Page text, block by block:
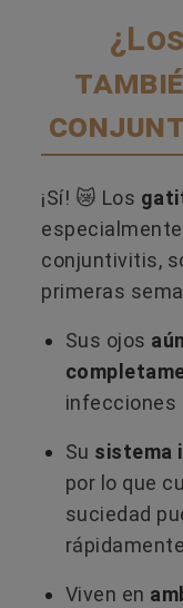
¡Sí! 😿 Los
conjuntivitis,
primeras
Sus ojos
infecciones
Su sistema
por lo que
suciedad
Viven en